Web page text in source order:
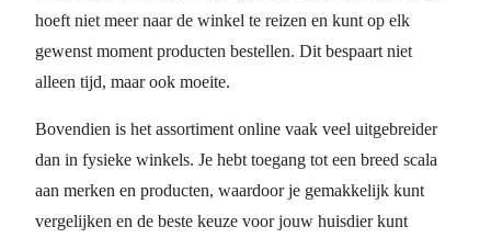
hoeft niet meer naar de winkel te reizen en kunt op elk
gewenst moment producten bestellen. Dit bespaart niet
alleen tijd, maar ook moeite.
Bovendien is het assortiment online vaak veel uitgebreider
dan in fysieke winkels. Je hebt toegang tot een breed scala
aan merken en producten, waardoor je gemakkelijk kunt
vergelijken en de beste keuze voor jouw huisdier kunt